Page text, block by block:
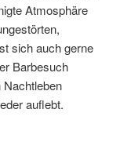
Atmosphäre
sich auch gerne
Barbesuch
Nachtleben
auflebt.